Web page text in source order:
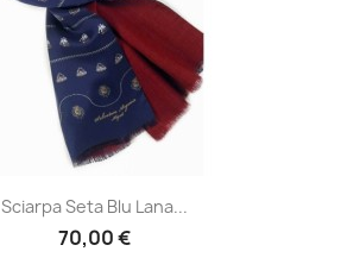
Sciarpa Seta Blu Lana...
70,00 €